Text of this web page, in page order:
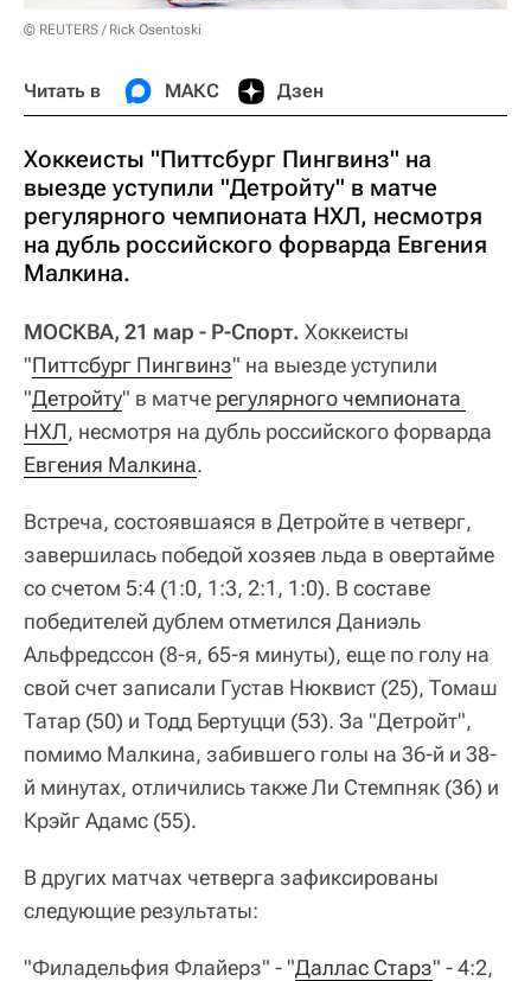
© REUTERS / Rick Osentoski
Читать в МАКС Дзен
Хоккеисты "Питтсбург Пингвинз" на
выезде уступили "Детройту" в матче
регулярного чемпионата НХЛ, несмотря
на дубль российского форварда Евгения
Малкина.
МОСКВА, 21 мар - Р-Спорт. Хоккеисты
"Питтсбург Пингвинз" на выезде уступили
"Детройту" в матче регулярного чемпионата
НХЛ, несмотря на дубль российского форварда
Евгения Малкина.
Встреча, состоявшаяся в Детройте в четверг,
завершилась победой хозяев льда в овертайме
со счетом 5:4 (1:0, 1:3, 2:1, 1:0). В составе
победителей дублем отметился Даниэль
Альфредссон (8-я, 65-я минуты), еще по голу на
свой счет записали Густав Нюквист (25), Томаш
Татар (50) и Тодд Бертуцци (53). За "Детройт",
помимо Малкина, забившего голы на 36-й и 38-
й минутах, отличились также Ли Стемпняк (36) и
Крэйг Адамс (55).
В других матчах четверга зафиксированы
следующие результаты:
"Филадельфия Флайерз" - "Даллас Старз" - 4:2,